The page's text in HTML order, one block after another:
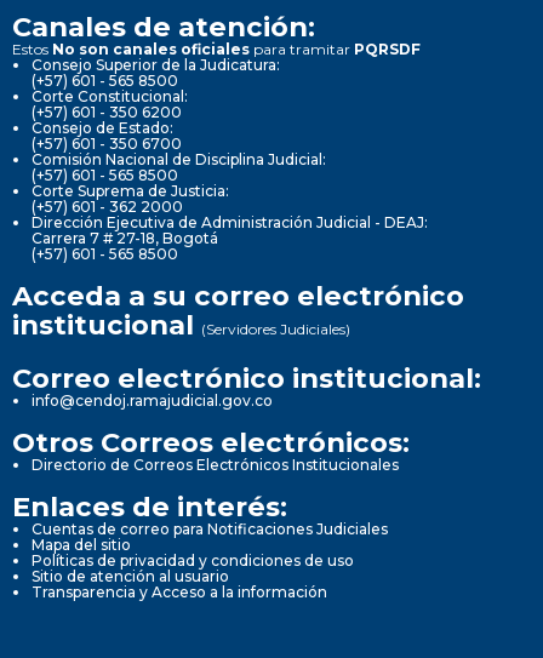
Canales de atención:
Estos No son canales oficiales para tramitar PQRSDF
Consejo Superior de la Judicatura:
(+57) 601 - 565 8500
Corte Constitucional:
(+57) 601 - 350 6200
Consejo de Estado:
(+57) 601 - 350 6700
Comisión Nacional de Disciplina Judicial:
(+57) 601 - 565 8500
Corte Suprema de Justicia:
(+57) 601 - 362 2000
Dirección Ejecutiva de Administración Judicial - DEAJ:
Carrera 7 # 27-18, Bogotá
(+57) 601 - 565 8500
Acceda a su correo electrónico
institucional (Servidores Judiciales)
Correo electrónico institucional:
info@cendoj.ramajudicial.gov.co
Otros Correos electrónicos:
Directorio de Correos Electrónicos Institucionales
Enlaces de interés:
Cuentas de correo para Notificaciones Judiciales
Mapa del sitio
Políticas de privacidad y condiciones de uso
Sitio de atención al usuario
Transparencia y Acceso a la información